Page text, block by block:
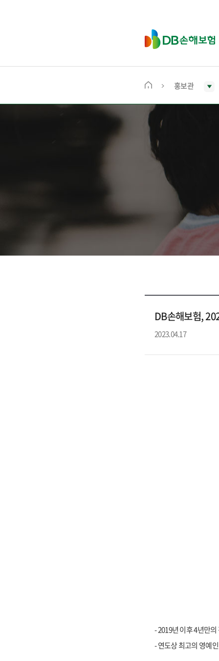
D
B
보
메
화
면
로
이
홍보관
DB손해보험,
2023.04.17
- 2019년 이후 4년만
-연도상 최고의 영예